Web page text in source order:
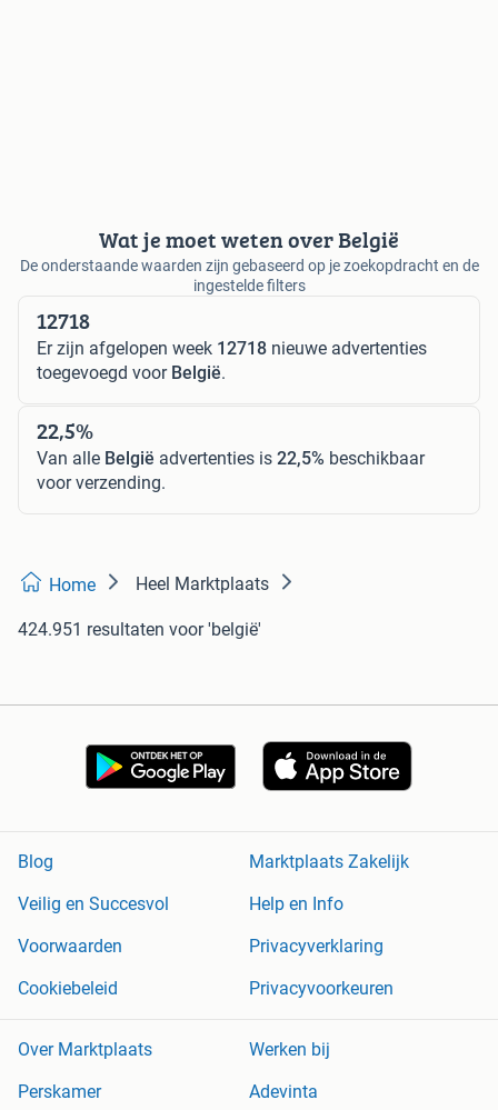
Wat je moet weten over België
De onderstaande waarden zijn gebaseerd op je zoekopdracht en de
ingestelde filters
12718
Er zijn afgelopen week 12718 nieuwe advertenties
toegevoegd voor België.
22,5%
Van alle België advertenties is 22,5% beschikbaar
voor verzending.
Home Heel Marktplaats
424.951 resultaten voor 'belgië'
Blog
Marktplaats Zakelijk
Veilig en Succesvol
Help en Info
Voorwaarden
Privacyverklaring
Cookiebeleid
Privacyvoorkeuren
Over Marktplaats
Werken bij
Perskamer
Adevinta